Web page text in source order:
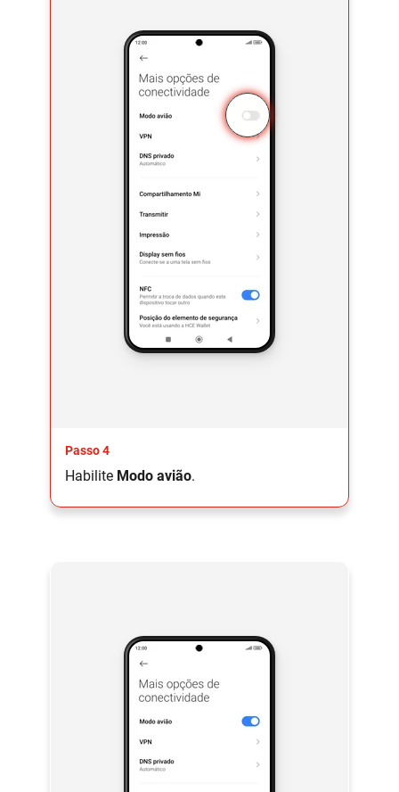
Passo 4
Habilite Modo avião.